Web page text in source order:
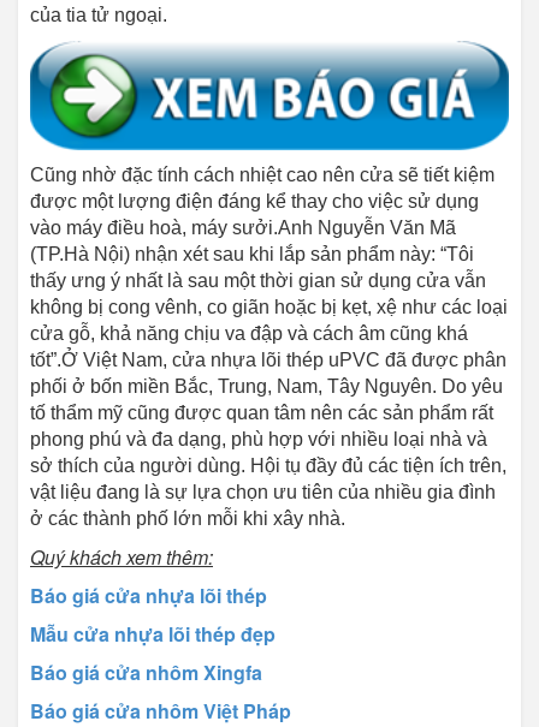
của tia tử ngoại.
Cũng nhờ đặc tính cách nhiệt cao nên cửa sẽ tiết kiệm
được một lượng điện đáng kể thay cho việc sử dụng
vào máy điều hoà, máy sưởi.Anh Nguyễn Văn Mã
(TP.Hà Nội) nhận xét sau khi lắp sản phẩm này: “Tôi
thấy ưng ý nhất là sau một thời gian sử dụng cửa vẫn
không bị cong vênh, co giãn hoặc bị kẹt, xệ như các loại
cửa gỗ, khả năng chịu va đập và cách âm cũng khá
tốt”.Ở Việt Nam, cửa nhựa lõi thép uPVC đã được phân
phối ở bốn miền Bắc, Trung, Nam, Tây Nguyên. Do yêu
tố thẩm mỹ cũng được quan tâm nên các sản phẩm rất
phong phú và đa dạng, phù hợp với nhiều loại nhà và
sở thích của người dùng. Hội tụ đầy đủ các tiện ích trên,
vật liệu đang là sự lựa chọn ưu tiên của nhiều gia đình
ở các thành phố lớn mỗi khi xây nhà.
Quý khách xem thêm:
Báo giá cửa nhựa lõi thép
Mẫu cửa nhựa lõi thép đẹp
Báo giá cửa nhôm Xingfa
Báo giá cửa nhôm Việt Pháp